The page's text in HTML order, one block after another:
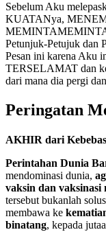
Sebelum Aku
KUATANya,
Petunjuk-Petujuk dan
Pesan ini karena Aku
TERSELAMAT dan
dari mana dia pergi
Peringatan
AKHIR dari
Perintahan Dunia
mendominasi dunia,
vaksin dan vaksinasi
tersebut bukanlah
membawa ke
binatang, kepada